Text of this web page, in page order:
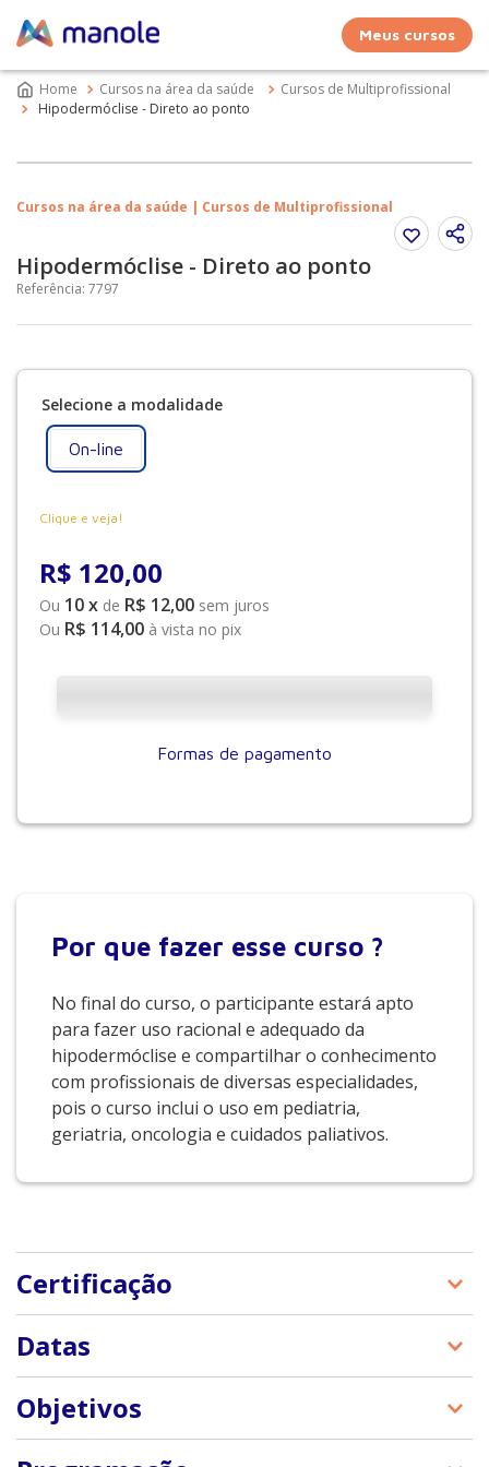
Meus cursos
Cursos na área da saúde
Cursos de Multiprofissional
Hipodermóclise - Direto ao ponto
Cursos na área da saúde | Cursos de Multiprofissional
Hipodermóclise - Direto ao ponto
Referência: 7797
On-line
Clique e veja!
R$ 120,00
Ou 10x de R$ 12,00 sem juros
Ou R$ 114,00 à vista no pix
Formas de pagamento
Por que fazer esse curso ?
No final do curso, o participante estará apto
para fazer uso racional e adequado da
hipodermóclise e compartilhar o conhecimento
com profissionais de diversas especialidades,
pois o curso inclui o uso em pediatria,
geriatria, oncologia e cuidados paliativos.
Certificação
Educação Permanente do Hospital das Clínicas da
Faculdade de Medicina da Universidade de São
Paulo – EEP/HCFMUSP.
Datas
O aluno terá 4 meses para completar o curso.
Neste período terá acesso irrestrito a todas as
atividades do curso.
Objetivos
? aprofundar seus conhecimentos na utilização da